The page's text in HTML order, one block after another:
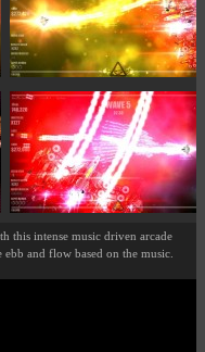
this intense music driven arcade
and flow based on the music.